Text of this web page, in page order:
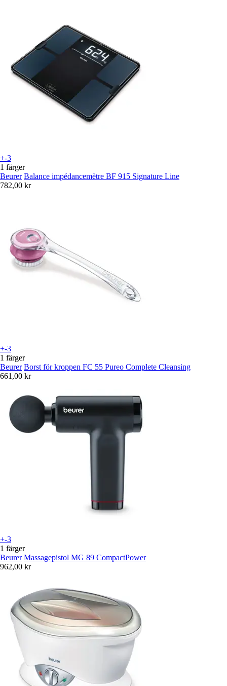
+-3
1 färger
Beurer Balance impédancemètre BF 915 Signature Line
782,00 kr
+-3
1 färger
Beurer Borst för kroppen FC 55 Pureo Complete Cleansing
661,00 kr
+-3
1 färger
Beurer Massagepistol MG 89 CompactPower
962,00 kr